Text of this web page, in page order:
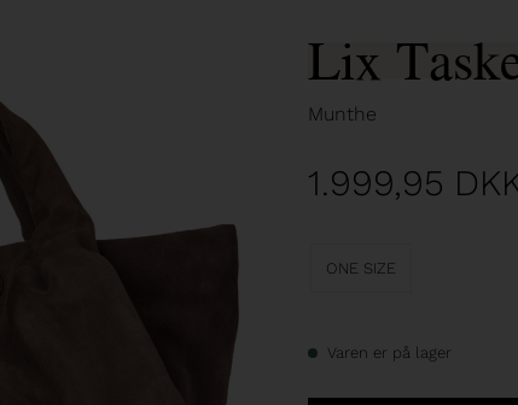
Lix
Munthe
1.999,95
ONE SIZE
Varen er på lager